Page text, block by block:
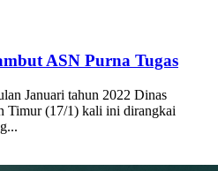
ASN Purna Tugas
Januari tahun 2022 Dinas
Timur (17/1) kali ini dirangkai